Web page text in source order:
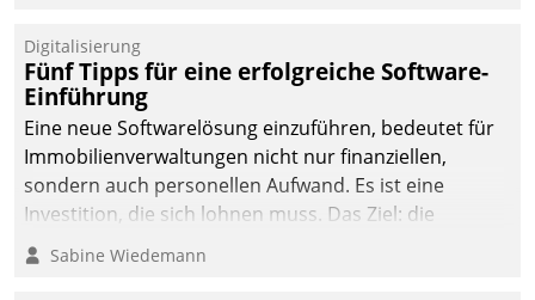
Digitalisierung
Fünf Tipps für eine erfolgreiche Software-
Einführung
Eine neue Softwarelösung einzuführen, bedeutet für
Immobilienverwaltungen nicht nur finanziellen,
sondern auch personellen Aufwand. Es ist eine
Investition, die sich lohnen muss. Das Ziel: die
nachhaltige Optimierung der Geschäftsabläufe. Damit
dieses Ziel erreicht wird, sollten einige Grundregeln
Sabine Wiedemann